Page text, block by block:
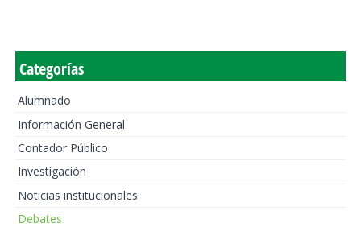
Categorías
Alumnado
Información General
Contador Público
Investigación
Noticias institucionales
Debates